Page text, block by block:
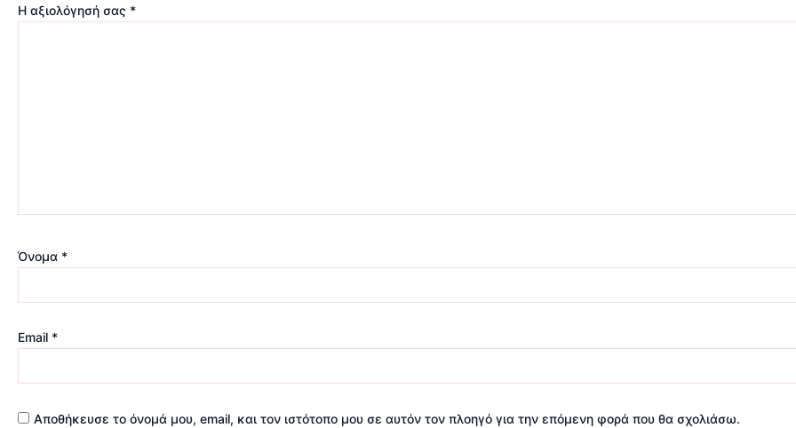
Η αξιολόγησή σας *
Όνομα *
Email *
Αποθήκευσε το όνομά μου, email, και τον ιστότοπο μου σε αυτόν τον πλοηγό για την επόμενη φορά που θα σχολιάσω.